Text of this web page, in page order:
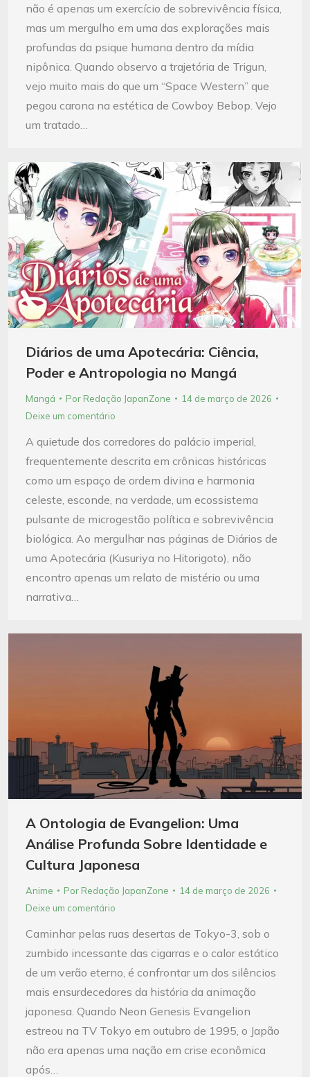
não é apenas um exercício de sobrevivência física,
mas um mergulho em uma das explorações mais
profundas da psique humana dentro da mídia
nipônica. Quando observo a trajetória de Trigun,
vejo muito mais do que um “Space Western” que
pegou carona na estética de Cowboy Bebop. Vejo
um tratado…
Diários de uma Apotecária: Ciência,
Poder e Antropologia no Mangá
Mangá Por Redação JapanZone
14 de março de 2026
Deixe um comentário
A quietude dos corredores do palácio imperial,
frequentemente descrita em crônicas históricas
como um espaço de ordem divina e harmonia
celeste, esconde, na verdade, um ecossistema
pulsante de microgestão política e sobrevivência
biológica. Ao mergulhar nas páginas de Diários de
uma Apotecária (Kusuriya no Hitorigoto), não
encontro apenas um relato de mistério ou uma
narrativa…
A Ontologia de Evangelion: Uma
Análise Profunda Sobre Identidade e
Cultura Japonesa
Anime Por Redação JapanZone
14 de março de 2026
Deixe um comentário
Caminhar pelas ruas desertas de Tokyo-3, sob o
zumbido incessante das cigarras e o calor estático
de um verão eterno, é confrontar um dos silêncios
mais ensurdecedores da história da animação
japonesa. Quando Neon Genesis Evangelion
estreou na TV Tokyo em outubro de 1995, o Japão
não era apenas uma nação em crise econômica
após…